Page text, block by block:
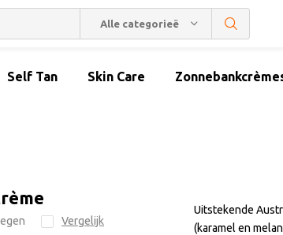
Alle categorieën
Self Tan Skin Care
Vergelijk
Uitstekende
(karamel en